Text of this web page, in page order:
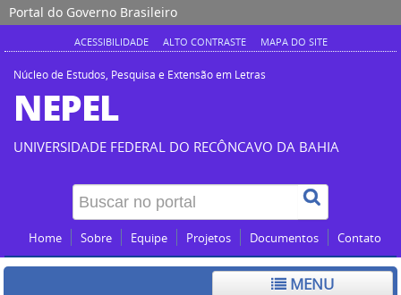
Portal do Governo Brasileiro
ACESSIBILIDADE ALTO CONTRASTE MAPA DO SITE
Núcleo de Estudos, Pesquisa e Extensão em Letras
NEPEL
UNIVERSIDADE FEDERAL DO RECÔNCAVO DA BAHIA
Home Sobre Equipe Projetos Documentos Contato
MENU